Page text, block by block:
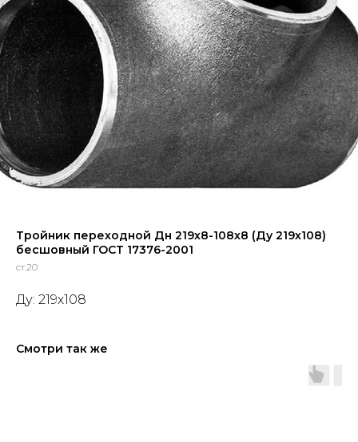
Тройник переходной Дн 219х8-108х8 (Ду 219х108)
бесшовный ГОСТ 17376-2001
ст.20
Ду: 219х108
Смотри так же